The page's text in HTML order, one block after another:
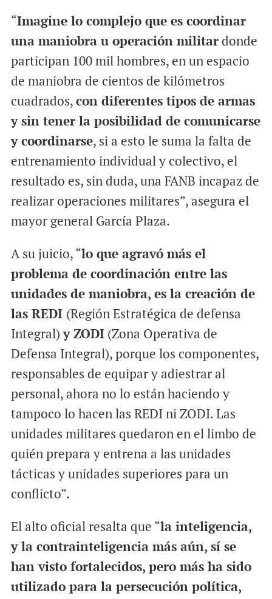
“Imagine lo complejo que es coordinar
una maniobra u operación militardonde
participan 100 mil hombres, en un espacio
de maniobra de cientos de kilómetros
cuadrados,con diferentes tipos de armas
y sin tener la posibilidad de comunicarse
y coordinarse, si a esto le suma la falta de
entrenamiento individual y colectivo, el
resultado es, sin duda, una FANB incapaz de
realizar operaciones militares”, asegura el
mayor general García Plaza.
A su juicio, “lo que agravó más el
problema de coordinación entre las
unidades de maniobra, es la creación de
las REDI (Región Estratégica de defensa
Integral)y ZODI(Zona Operativa de
Defensa Integral), porque los componentes,
responsables de equipar y adiestrar al
personal, ahora no lo están haciendo y
tampoco lo hacen las REDI ni ZODI. Las
unidades militares quedaron en el limbo de
quién prepara y entrena a las unidades
tácticas y unidades superiores para un
conflicto”.
El alto oficial resalta que “la inteligencia,
y la contrainteligencia más aún, sí se
han visto fortalecidos, pero más ha sido
utilizado para la persecución política,